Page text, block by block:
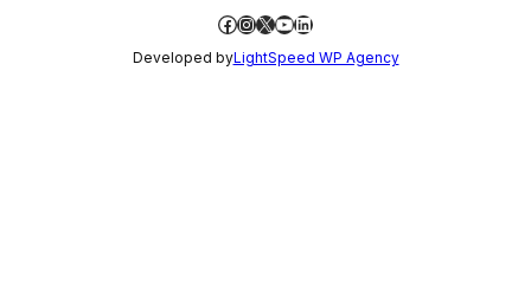
Facebook
Instagram
X YouTube
LinkedIn
Developed byLightSpeed WP Agency